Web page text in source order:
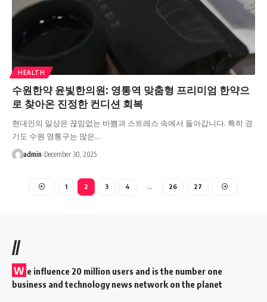
HEALTH
수원한약 윤빛한의원: 영통역 맞춤형 프리미엄 한약으
로 찾아온 진정한 컨디션 회복
현대인의 일상은 끊임없는 바쁨과 스트레스 속에서 돌아갑니다. 특히 경
기도 수원 영통구는 많은…
admin December 30, 2025
1 2 3 4 … 26 27
//
W e influence 20 million users and is the number one
business and technology news network on the planet